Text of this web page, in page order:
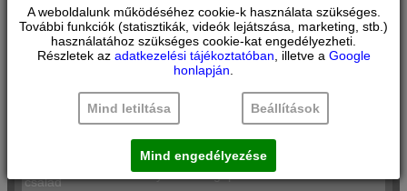
funkció)
Átlátszó fedél betöltőnyílással
Biztonság
Gumi rögzítőlábak
Magas fokú biztonság túlterhelésvédelemmel
Termék jellemzők
Bosch
család
Konyhai robotgépek
A weboldalunk működéséhez cookie-k használata szükséges.
További funkciók (statisztikák, videók lejátszása, marketing, stb.)
használatához szükséges cookie-kat engedélyezheti.
Részletek az adatkezelési tájékoztatóban , illetve a Google
honlapján
Mind letiltása Beállítások
Mind engedélyezése